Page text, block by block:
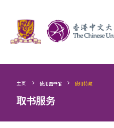
主页 > 使用图书馆 > 使用特藏
取书服务